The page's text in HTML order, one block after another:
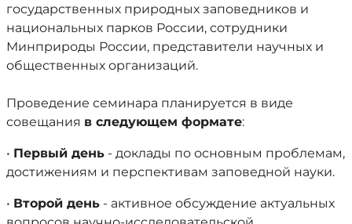
государственных природных заповедников и
национальных парков России, сотрудники
Минприроды России, представители научных и
общественных организаций.
Проведение семинара планируется в виде
совещания в следующем формате:
• Первый день - доклады по основным проблемам,
достижениям и перспективам заповедной науки.
• Второй день - активное обсуждение актуальных